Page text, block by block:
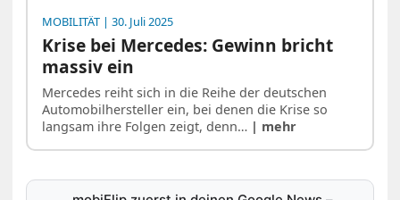
MOBILITÄT | 30. Juli 2025
Krise bei Mercedes: Gewinn bricht
massiv ein
Mercedes reiht sich in die Reihe der deutschen
Automobilhersteller ein, bei denen die Krise so
langsam ihre Folgen zeigt, denn… | mehr